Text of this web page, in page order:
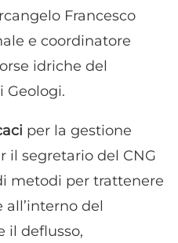
Francesco
e coordinatore
idriche del
Geologi.
per la gestione
il segretario del CNG
metodi per trattenere
del
il deflusso,